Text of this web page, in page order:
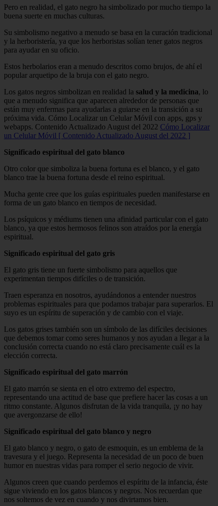
Pero en realidad, el gato negro ha simbolizado por mucho tiempo la
buena suerte en muchas culturas.
Su simbolismo negativo a menudo se basa en la curación tradicional
y la herboristería, ya que los herboristas solían tener gatos negros
para ayudar en su oficio.
Estos herbolarios eran a menudo descritos como brujos, de ahí el
popular arquetipo de la bruja con el gato negro.
Los gatos negros simbolizan en realidad la salud y la medicina, lo
que a menudo significa que aparecen alrededor de personas que
están muy enfermas para ayudarlas a guiarse en la transición a su
próxima vida. Cómo Localizar un Celular Móvil con apps, gps y
webapps. Contenido Actualizado August del 2022 Cómo Localizar
un Celular Móvil [ Contenido Actualizado August del 2022 ]
Significado espiritual del gato blanco
Otro color que simboliza la buena fortuna es el blanco, y el gato
blanco trae la buena fortuna desde el reino espiritual.
Mucha gente cree que los guías espirituales pueden manifestarse en
forma de un gato blanco en tiempos de necesidad.
Los psíquicos y médiums tienen una afinidad particular con el gato
blanco, ya que estos hermosos felinos son atraídos por la energía
espiritual.
Significado espiritual del gato gris
El gato gris tiene un fuerte simbolismo para aquellos que
experimentan tiempos difíciles o de transición.
Traen esperanza en nosotros, ayudándonos a entender nuestros
problemas espirituales para que podamos trabajar para superarlos. El
suyo es un espíritu de superación y de cambio con el viaje.
Los gatos grises también son un símbolo de las difíciles decisiones
que debemos tomar como seres humanos y nos ayudan a llegar a la
conclusión correcta cuando no está claro precisamente cuál es la
elección correcta.
Significado espiritual del gato marrón
El gato marrón se sienta en el otro extremo del espectro,
representando una actitud de base que prefiere hacer las cosas a un
ritmo constante. Algunos disfrutan de la vida tranquila, ¡y no hay
que avergonzarse de ello!
Significado espiritual del gato blanco y negro
El gato blanco y negro, o gato de esmoquin, es un emblema de la
travesura y el juego. Representa la necesidad de un poco de buen
humor en nuestras vidas para romper el serio negocio de vivir.
Algunos creen que cuando perdemos el espíritu de la infancia, éste
sigue viviendo en los gatos blancos y negros. Nos recuerdan que
nos soltemos de vez en cuando y nos divirtamos bien.